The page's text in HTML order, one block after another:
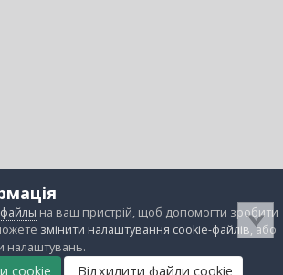
на ваш пристрій, щоб допомогти зробити
змінити налаштування cookie-файлів, або
налаштувань.
cookie Відхилити файли cookie